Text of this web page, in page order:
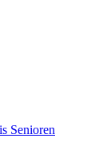
Senioren